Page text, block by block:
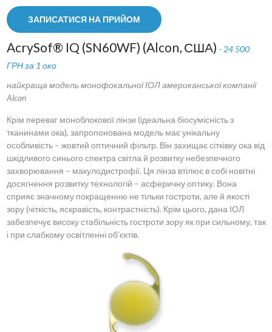
ЗАПИСАТИСЯ НА ПРИЙОМ
AcrySof® IQ (SN60WF) (Alcon, США) - 24 500
ГРН за 1 око
найкраща модель монофокальної ІОЛ американської компанії
Alcon
Крім переваг моноблокової лінзи (ідеальна біосумісність з
тканинами ока), запропонована модель має унікальну
особливість – жовтий оптичний фільтр. Він захищає сітківку ока від
шкідливого синього спектра світла й розвитку небезпечного
захворювання – макулодистрофії. Ця лінза втілює в собі новітні
досягнення розвитку технологій – асферичну оптику. Вона
сприяє значному покращенню не тільки гостроти, але й якості
зору (чіткість, яскравість, контрастність). Крім цього, дана ІОЛ
забезпечує високу стабільність гостроти зору як при сильному, так
і при слабкому освітленні об’єктів.